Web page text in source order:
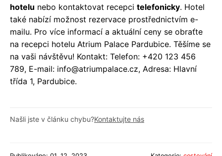
hotelu nebo kontaktovat recepci telefonicky. Hotel
také nabízí možnost rezervace prostřednictvím e-
mailu. Pro více informací a aktuální ceny se obraťte
na recepci hotelu Atrium Palace Pardubice. Těšíme se
na vaši návštěvu! Kontakt: Telefon: +420 123 456
789, E-mail: info@atriumpalace.cz, Adresa: Hlavní
třída 1, Pardubice.
Našli jste v článku chybu?Kontaktujte nás